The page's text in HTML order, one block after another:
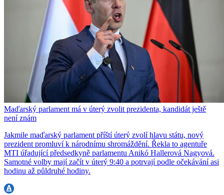
Maďarský parlament má v úterý zvolit prezidenta, kandidát ještě
není znám
Jakmile maďarský parlament příští úterý zvolí hlavu státu, nový
prezident promluví k národnímu shromáždění. Řekla to agentuře
MTI úřadující předsedkyně parlamentu Anikó Hallerová Nagyová.
Samotné volby mají začít v úterý 9:40 a potrvají podle očekávání asi
hodinu až půldruhé hodiny.